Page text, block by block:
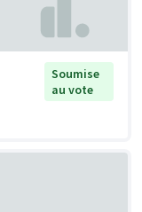
Soumise
au vote